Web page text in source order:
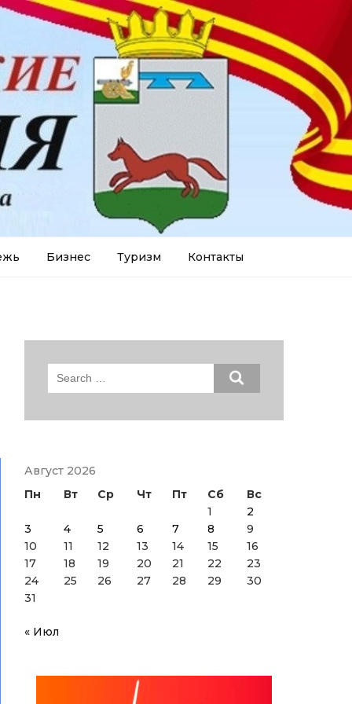
Бизнес Туризм Контакты
Search
Август 2026
Пн
Вт Ср Чт Пт Сб
Вс
1
2
3
4 5 6 7 8
9
10
11 12 13 14 15
16
17
18 19 20 21 22
23
24
25 26 27 28 29
30
31
« Июл